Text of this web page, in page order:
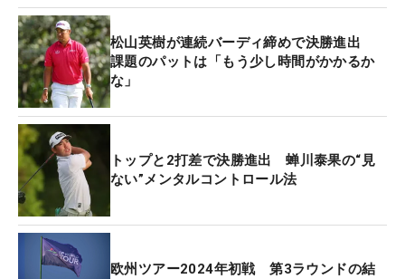
松山英樹が連続バーディ締めで決勝進出
課題のパットは「もう少し時間がかかるか
な」
トップと2打差で決勝進出 蝉川泰果の“見
ない”メンタルコントロール法
欧州ツアー2024年初戦 第3ラウンドの結